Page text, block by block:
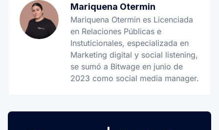
Mariquena Otermin
Mariquena Otermin es Licenciada
en Relaciones Públicas e
Instuticionales, especializada en
Marketing digital y social listening,
se sumó a Bitwage en junio de
2023 como social media manager.